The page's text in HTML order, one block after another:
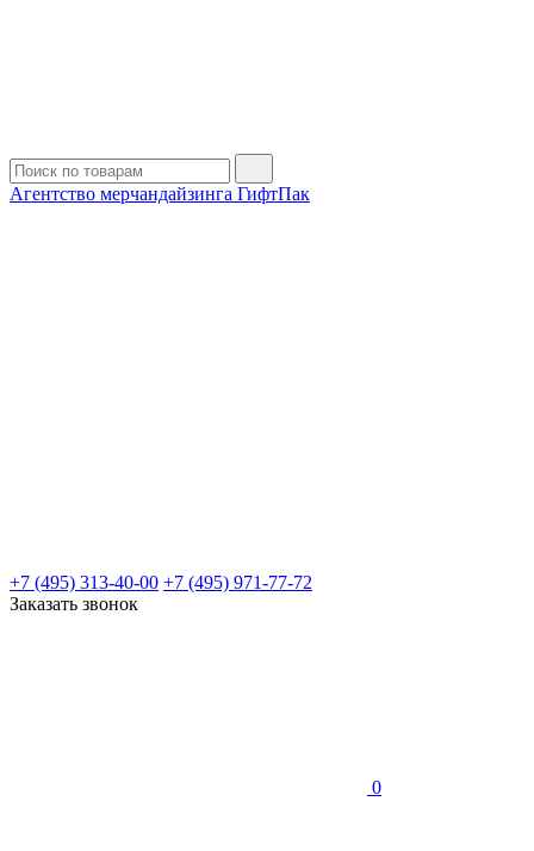
Агентство мерчандайзинга ГифтПак
+7 (495) 313-40-00 +7 (495) 971-77-72
Заказать звонок
0